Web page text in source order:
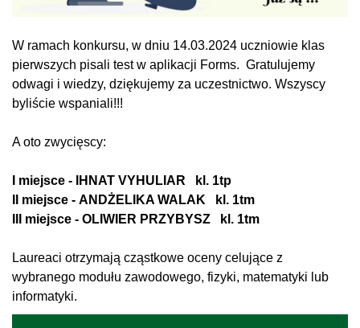
W ramach konkursu, w dniu 14.03.2024 uczniowie klas
pierwszych pisali test w aplikacji Forms. Gratulujemy
odwagi i wiedzy, dziękujemy za uczestnictwo. Wszyscy
byliście wspaniali!!!
A oto zwycięscy:
I miejsce - IHNAT VYHULIAR
kl. 1tp
II miejsce - ANDŻELIKA WALAK
kl. 1tm
III miejsce - OLIWIER PRZYBYSZ kl. 1tm
Laureaci otrzymają cząstkowe oceny celujące z
wybranego modułu zawodowego, fizyki, matematyki lub
informatyki.